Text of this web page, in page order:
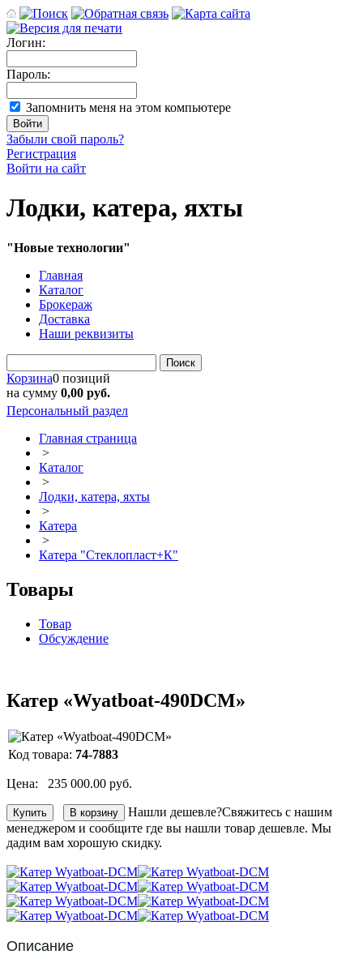
Логин:
Пароль:
Запомнить меня на этом компьютере
Забыли свой пароль?
Регистрация
Войти на сайт
Лодки, катера, яхты
"Новые технологии"
Главная
Каталог
Брокераж
Доставка
Наши реквизиты
Поиск
Корзина0 позиций
на сумму 0,00 руб.
Персональный раздел
Главная страница
>
Каталог
>
Лодки, катера, яхты
>
Катера
>
Катера "Стеклопласт+К"
Товары
Товар
Обсуждение
Катер «Wyatboat-490DCM»
Код товара: 74-7883
Цена: 235 000.00 руб.
Нашли дешевле?Свяжитесь с нашим
менеджером и сообщите где вы нашли товар дешевле. Мы
дадим вам хорошую скидку.
Описание